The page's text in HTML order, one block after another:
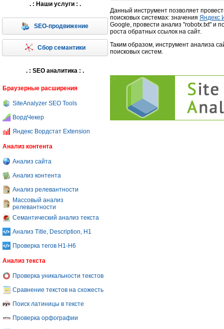
. : Наши услуги : .
SEO-продвижение
Сбор семантики
. : SEO аналитика : .
Браузерные расширения
SiteAnalyzer SEO Tools
ВордЧекер
Яндекс Вордстат Extension
Анализ контента
Анализ сайта
Анализ контента
Анализ релевантности
Массовый анализ
релевантности
Семантический анализ текста
Анализ Title, Description, H1
Проверка тегов H1-H6
Анализ текста
Проверка уникальности текстов
Сравнение текстов на схожесть
Поиск латиницы в тексте
Проверка орфографии
Данный инструмент позволяет
поисковых системах: значения Яндекс
Google, провести анализ "robotx.txt" и
роста обратных ссылок на сайт.
Таким образом, инструмент анализа
поисковых систем.